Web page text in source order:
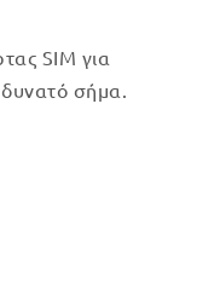
SIM για
σήμα.